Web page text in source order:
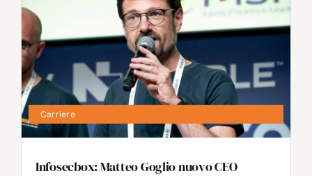
Carriere
Infosecbox: Matteo Goglio nuovo CEO